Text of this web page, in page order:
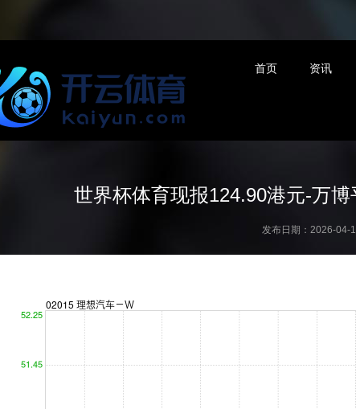
首页 资讯
世界杯体育现报124.90港元-万
发布日期：2026-